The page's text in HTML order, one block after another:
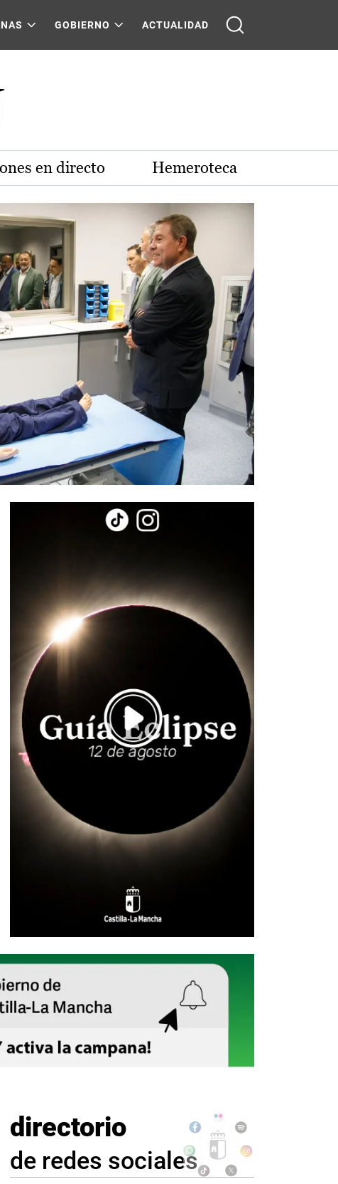
GOBIERNO ACTUALIDAD
en directo Hemeroteca
directorio
de redes sociales